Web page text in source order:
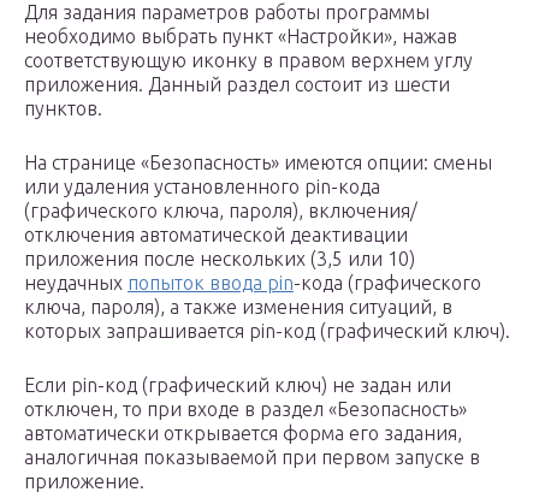
Для задания параметров работы программы
необходимо выбрать пункт «Настройки», нажав
соответствующую иконку в правом верхнем углу
приложения. Данный раздел состоит из шести
пунктов.
На странице «Безопасность» имеются опции: смены
или удаления установленного pin-кода
(графического ключа, пароля), включения/
отключения автоматической деактивации
приложения после нескольких (3,5 или 10)
неудачных попыток ввода pin-кода (графического
ключа, пароля), а также изменения ситуаций, в
которых запрашивается pin-код (графический ключ).
Если pin-код (графический ключ) не задан или
отключен, то при входе в раздел «Безопасность»
автоматически открывается форма его задания,
аналогичная показываемой при первом запуске в
приложение.